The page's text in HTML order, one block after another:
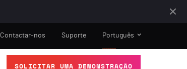
SOLICITAR UMA DEMONSTRAÇÃO
Contactar-nos Suporte Português